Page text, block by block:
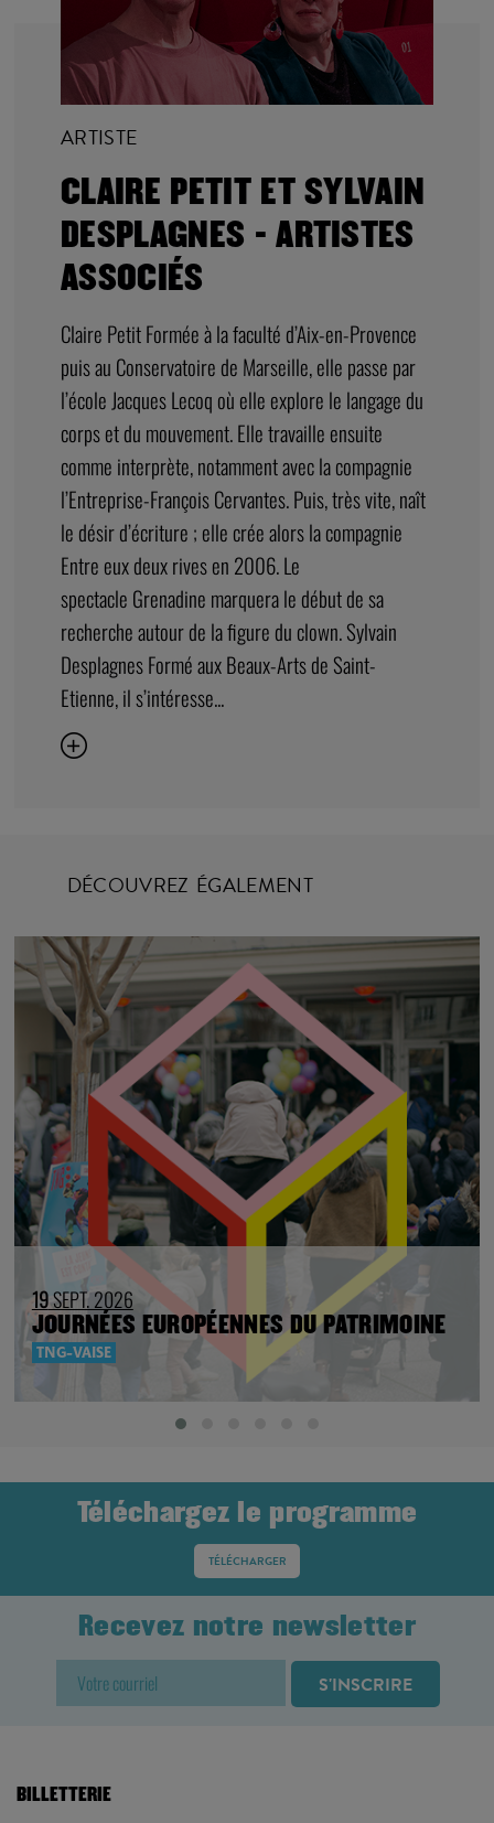
ARTISTE
CLAIRE PETIT ET SYLVAIN
DESPLAGNES - ARTISTES
ASSOCIÉS
Claire Petit Formée à la faculté d’Aix-en-Provence
puis au Conservatoire de Marseille, elle passe par
l’école Jacques Lecoq où elle explore le langage du
corps et du mouvement. Elle travaille ensuite
comme interprète, notamment avec la compagnie
l’Entreprise-François Cervantes. Puis, très vite, naît
le désir d’écriture ; elle crée alors la compagnie
Entre eux deux rives en 2006. Le
spectacle Grenadine marquera le début de sa
recherche autour de la figure du clown. Sylvain
Desplagnes Formé aux Beaux-Arts de Saint-
Etienne, il s’intéresse...
DÉCOUVREZ ÉGALEMENT
19SEPT. 2026
JOURNÉES EUROPÉENNES DU PATRIMOINE
TNG-VAISE
Téléchargez le programme
TÉLÉCHARGER
Recevez notre newsletter
BILLETTERIE